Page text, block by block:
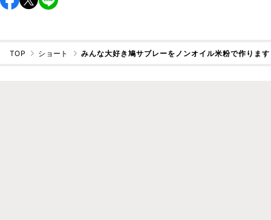
TOP ショート みんな大好き鳩サブレーをノンオイル米粉で作りま